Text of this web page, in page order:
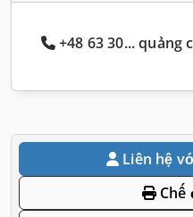
+48 63 30... quảng
Liên hệ
Chế